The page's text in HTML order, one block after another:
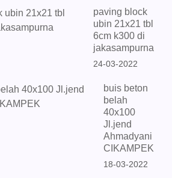
paving block
ubin 21x21 tbl
6cm k300 di
jakasampurna
24-03-2022
buis beton
belah
40x100
Jl.jend
Ahmadyani
CIKAMPEK
18-03-2022